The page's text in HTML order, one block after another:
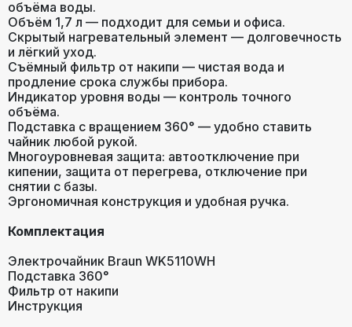
объёма воды.
Объём 1,7 л — подходит для семьи и офиса.
Скрытый нагревательный элемент — долговечность
и лёгкий уход.
Съёмный фильтр от накипи — чистая вода и
продление срока службы прибора.
Индикатор уровня воды — контроль точного
объёма.
Подставка с вращением 360° — удобно ставить
чайник любой рукой.
Многоуровневая защита: автоотключение при
кипении, защита от перегрева, отключение при
снятии с базы.
Эргономичная конструкция и удобная ручка.
Комплектация
Электрочайник Braun WK5110WH
Подставка 360°
Фильтр от накипи
Инструкция